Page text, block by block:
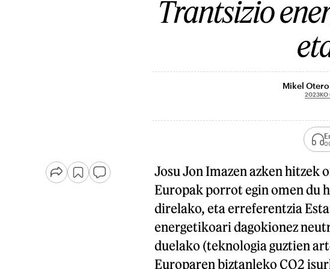
Trantsizio
Mikel
2023KO
Josu Jon Imazen azken hitzek
Europak porrot egin omen du
direlako, eta erreferentzia
energetikoari dagokionez
duelako (teknologia guztien
Europaren biztanleko CO2